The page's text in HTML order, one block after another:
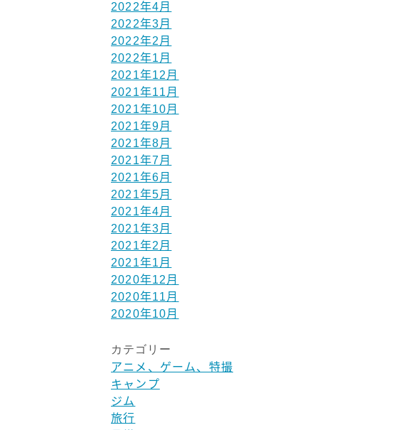
2022年4月
2022年3月
2022年2月
2022年1月
2021年12月
2021年11月
2021年10月
2021年9月
2021年8月
2021年7月
2021年6月
2021年5月
2021年4月
2021年3月
2021年2月
2021年1月
2020年12月
2020年11月
2020年10月
カテゴリー
アニメ、ゲーム、特撮
キャンプ
ジム
旅行